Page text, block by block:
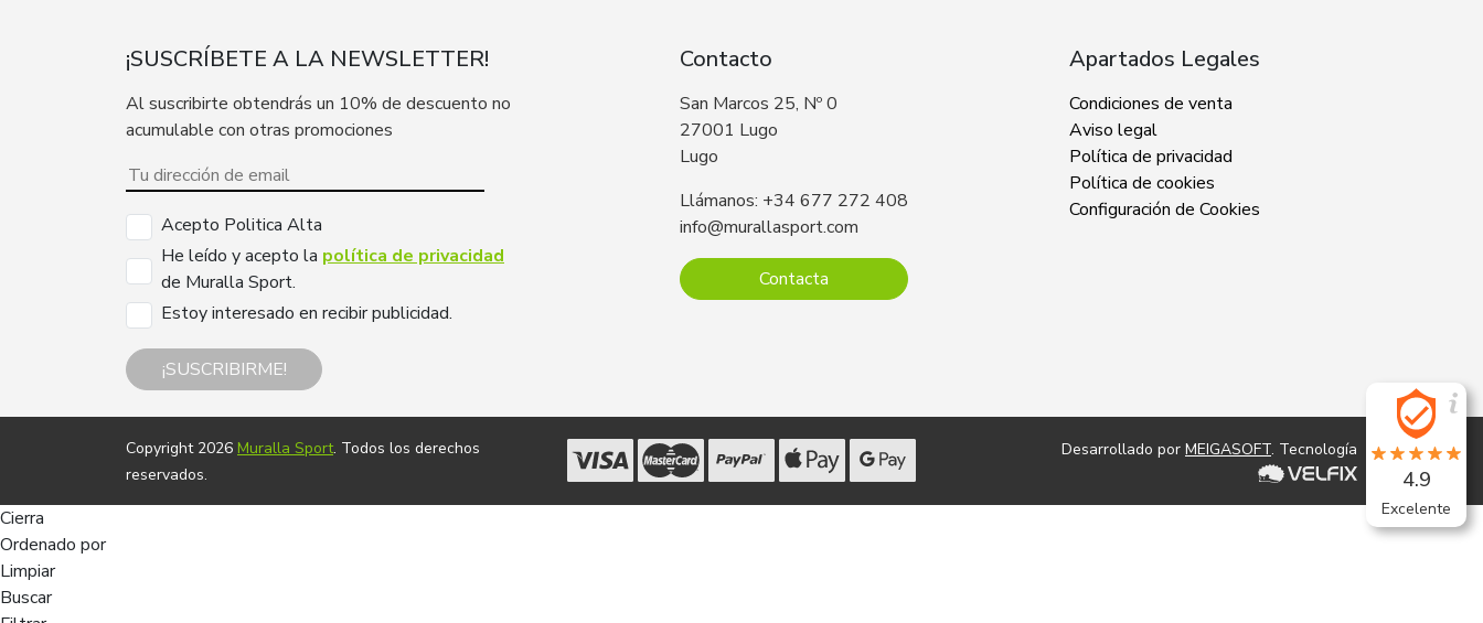
¡SUSCRÍBETE A LA NEWSLETTER!
Al suscribirte obtendrás un 10% de descuento no
acumulable con otras promociones
Acepto Politica Alta
He leído y acepto la política de privacidad
de Muralla Sport.
Estoy interesado en recibir publicidad.
¡SUSCRIBIRME!
Contacto
San Marcos 25, Nº 0
27001 Lugo
Lugo
Llámanos: +34 677 272 408
info@murallasport.com
Contacta
Apartados Legales
Condiciones de venta
Aviso legal
Política de privacidad
Política de cookies
Configuración de Cookies
Copyright 2026 Muralla Sport. Todos los derechos
reservados.
Desarrollado por MEIGASOFT. Tecnología
4.9
Excelente
Cierra
Ordenado por
Limpiar
Buscar